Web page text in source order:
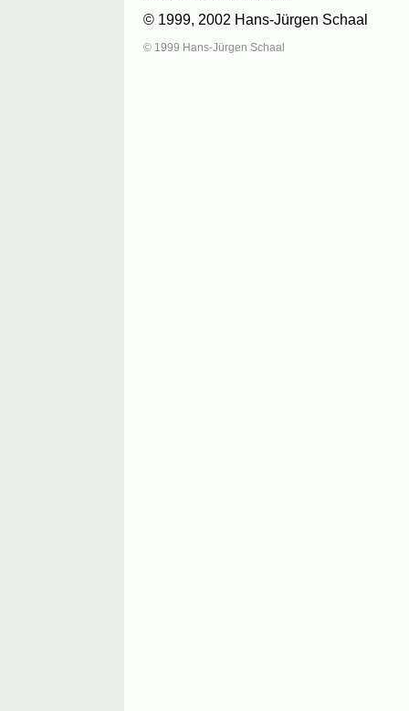
© 1999, 2002 Hans-Jürgen Schaal
© 1999 Hans-Jürgen Schaal